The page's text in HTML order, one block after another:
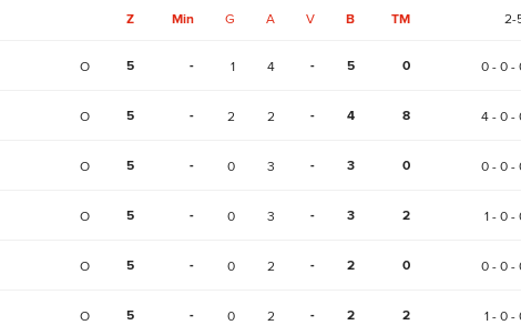
Z Min G A V B TM 2-
O 5 - 1 4 - 5 0 0 - 0 -
O 5 - 2 2 - 4 8 4 - 0 -
O 5 - 0 3 - 3 0 0 - 0 -
O 5 - 0 3 - 3 2 1 - 0 -
O 5 - 0 2 - 2 0 0 - 0 -
O 5 - 0 2 - 2 2 1 - 0 -